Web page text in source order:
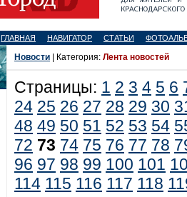
ГЛАВНАЯ НАВИГАТОР СТАТЬИ
Новости | Категория: Лента новостей
Страницы: 1 2 3 4 5 6
24 25 26 27 28 29 30
48 49 50 51 52 53 54
72 73 74 75 76 77 78
96 97 98 99 100 101
114 115 116 117 118